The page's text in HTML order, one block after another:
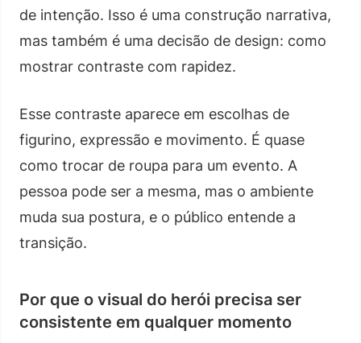
de intenção. Isso é uma construção narrativa,
mas também é uma decisão de design: como
mostrar contraste com rapidez.
Esse contraste aparece em escolhas de
figurino, expressão e movimento. É quase
como trocar de roupa para um evento. A
pessoa pode ser a mesma, mas o ambiente
muda sua postura, e o público entende a
transição.
Por que o visual do herói precisa ser
consistente em qualquer momento